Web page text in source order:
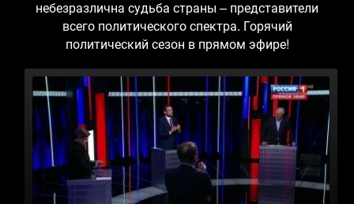
небезразлична судьба страны – представители
всего политического спектра. Горячий
политический сезон в прямом эфире!